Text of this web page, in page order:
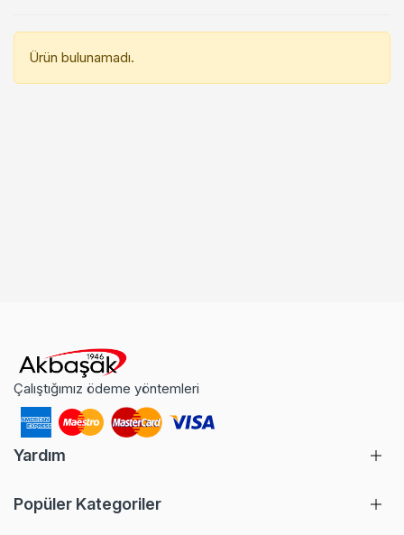
Ürün bulunamadı.
Çalıştığımız ödeme yöntemleri
Yardım
Popüler Kategoriler